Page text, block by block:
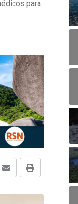
para